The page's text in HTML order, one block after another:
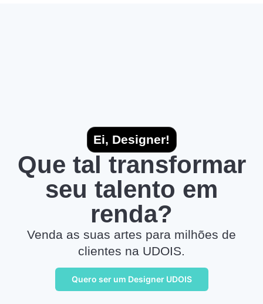
Ei, Designer!
Que tal transformar
seu talento em
renda?
Venda as suas artes para milhões de
clientes na UDOIS.
Quero ser um Designer UDOIS